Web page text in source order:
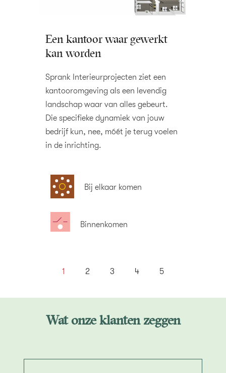
1 2 3 4 5
Een kantoor waar gewerkt
kan worden
Sprank Interieurprojecten ziet een
kantooromgeving als een levendig
landschap waar van alles gebeurt.
Die specifieke dynamiek van jouw
bedrijf kun, nee, móét je terug voelen
in de inrichting.
Bij elkaar komen
Binnenkomen
Wat onze klanten zeggen